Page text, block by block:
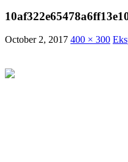
October 2, 2017 400 × 300